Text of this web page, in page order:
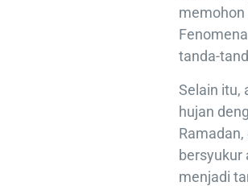
memohon
tanda-
Selain itu,
hujan
bersyukur
menjadi